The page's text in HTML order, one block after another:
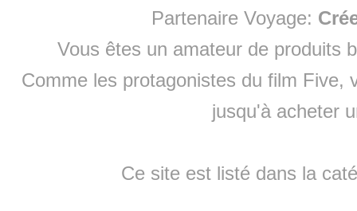
Partenaire Voyage:
Vous êtes un amateur de produits
Comme les protagonistes du film Five,
jusqu'à acheter
Ce site est listé dans la